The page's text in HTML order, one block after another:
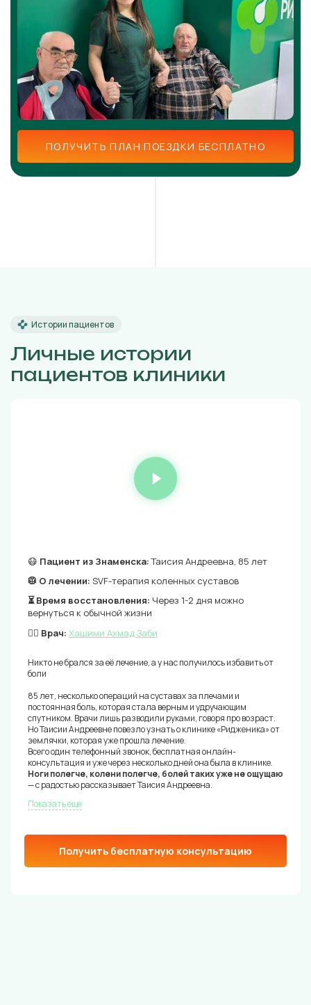
ПОЛУЧИТЬ ПЛАН ПОЕЗДКИ БЕСПЛАТНО
Истории пациентов
Личные истории
пациентов клиники
😷 Пациент из Знаменска:Таисия Андреевна, 85 лет
🥼 О лечении: SVF-терапия коленных суставов
⏳ Время восстановления: Через 1-2 дня можно
вернуться к обычной жизни
👨‍⚕️ Врач: Хашими Ахмад Заби
Никто не брался за её лечение, а у нас получилось избавить от
боли
85 лет, несколько операций на суставах за плечами и
постоянная боль, которая стала верным и удручающим
спутником. Врачи лишь разводили руками, говоря про возраст.
Но Таисии Андреевне повезло узнать о клинике «Ридженика» от
землячки, которая уже прошла лечение.
Всего один телефонный звонок, бесплатная онлайн-
консультация и уже через несколько дней она была в клинике.
Ноги полегче, колени полегче, болей таких уже не ощущаю
— с радостью рассказывает Таисия Андреевна.
Показать еще
Получить бесплатную консультацию